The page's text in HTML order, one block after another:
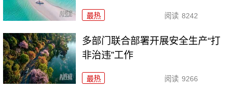
最热 阅读 8242
多部门联合部署开展安全生产“打
非治违”工作
最热 阅读 9266